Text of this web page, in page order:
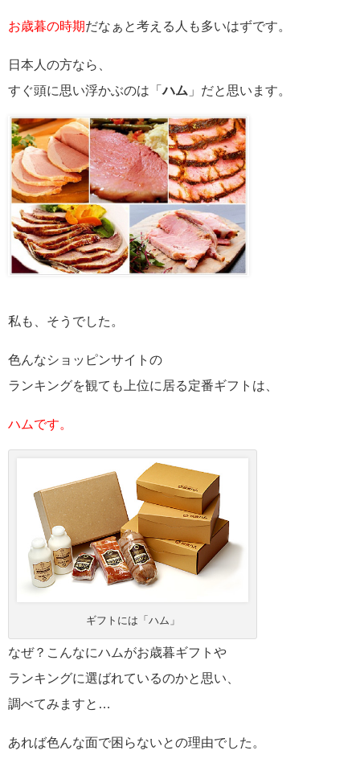
お歳暮の時期だなぁと考える人も多いはずです。
日本人の方なら、
すぐ頭に思い浮かぶのは「 ハム 」だと思います。
私も、そうでした。
色んなショッピンサイトの
ランキングを観ても上位に居る定番ギフトは、
ハムです。
ギフトには「ハム」
なぜ？こんなにハムがお歳暮ギフトや
ランキングに選ばれているのかと思い、
調べてみますと…
あれば色んな面で困らないとの理由でした。